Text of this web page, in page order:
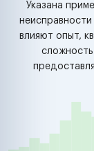
Указана
влияют опыт,